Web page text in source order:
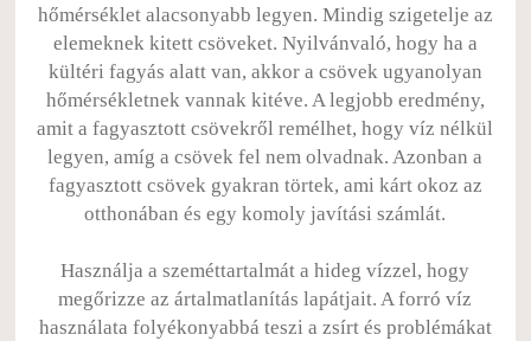
hőmérséklet alacsonyabb legyen. Mindig szigetelje az
elemeknek kitett csöveket. Nyilvánvaló, hogy ha a
kültéri fagyás alatt van, akkor a csövek ugyanolyan
hőmérsékletnek vannak kitéve. A legjobb eredmény,
amit a fagyasztott csövekről remélhet, hogy víz nélkül
legyen, amíg a csövek fel nem olvadnak. Azonban a
fagyasztott csövek gyakran törtek, ami kárt okoz az
otthonában és egy komoly javítási számlát.
Használja a szeméttartalmát a hideg vízzel, hogy
megőrizze az ártalmatlanítás lapátjait. A forró víz
használata folyékonyabbá teszi a zsírt és problémákat